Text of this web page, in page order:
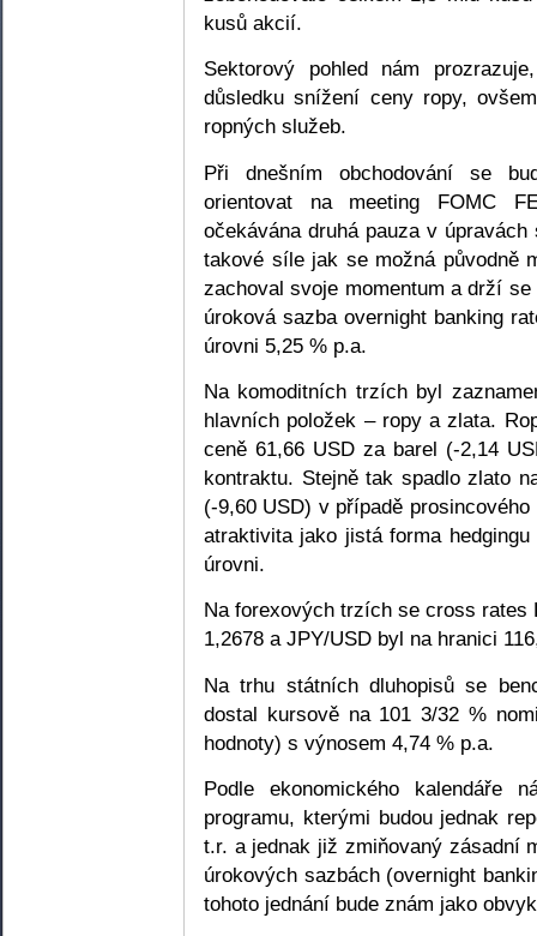
kusů akcií.
Sektorový pohled nám
důsledku snížení ceny ropy,
ropných služeb.
Při dnešním obchodování se
orientovat na meeting FOMC
očekávána druhá pauza v
takové síle jak se možná původně
zachoval svoje momentum a drží
úroková sazba overnight banking
úrovni 5,25 % p.a.
Na komoditních trzích byl
hlavních položek – ropy a zlata.
ceně 61,66 USD za barel (-2,14
kontraktu. Stejně tak spadlo zlato
(-9,60 USD) v případě
atraktivita jako jistá forma
úrovni.
Na forexových trzích se cross rates
1,2678 a JPY/USD byl na hranici
Na trhu státních dluhopisů se
dostal kursově na 101 3/32 %
hodnoty) s výnosem 4,74 % p.a.
Podle ekonomického kalendáře
programu, kterými budou jednak
t.r. a jednak již zmiňovaný zásadní
úrokových sazbách (overnight
tohoto jednání bude znám jako